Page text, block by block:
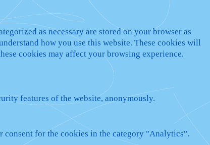
as necessary are stored on your browser as
how you use this website. These cookies will
cookies may affect your browsing experience.
features of the website, anonymously.
consent for the cookies in the category "Analytics".